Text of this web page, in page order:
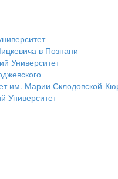
в Познани
Университет
им. Марии Склодовской-
Университет